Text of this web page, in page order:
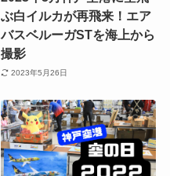
ぶ白イルカが再飛来！エア
バスベルーガSTを海上から
撮影
2023年5月26日